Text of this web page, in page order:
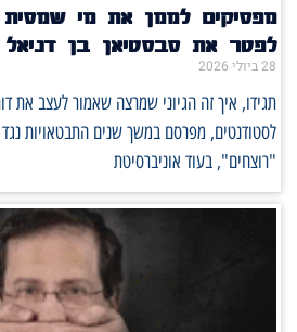
מפסיקים לממן את מי שמסית
לפטר את סבסטיאן בן דניאל
28 ביולי 2026
תגידו, איך זה הגיוני שמרצה שאמור לעצב את
לסטודנטים, מפרסם במשך שנים התבטאויות
"רוצחים", בעוד אוניברסיטת